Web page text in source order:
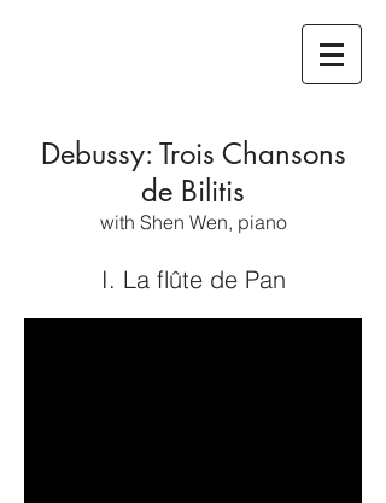
Debussy: Trois Chansons
de Bilitis
with Shen Wen, piano
I. La flûte de Pan